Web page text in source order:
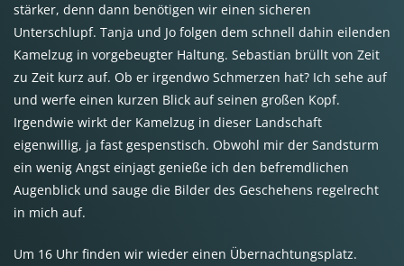
stärker, denn dann benötigen wir einen sicheren
Unterschlupf. Tanja und Jo folgen dem schnell dahin eilenden
Kamelzug in vorgebeugter Haltung. Sebastian brüllt von Zeit
zu Zeit kurz auf. Ob er irgendwo Schmerzen hat? Ich sehe auf
und werfe einen kurzen Blick auf seinen großen Kopf.
Irgendwie wirkt der Kamelzug in dieser Landschaft
eigenwillig, ja fast gespenstisch. Obwohl mir der Sandsturm
ein wenig Angst einjagt genieße ich den befremdlichen
Augenblick und sauge die Bilder des Geschehens regelrecht
in mich auf.
Um 16 Uhr finden wir wieder einen Übernachtungsplatz.